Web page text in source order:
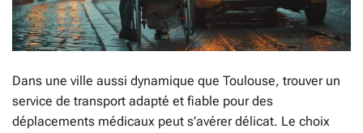
Dans une ville aussi dynamique que Toulouse, trouver un
service de transport adapté et fiable pour des
déplacements médicaux peut s’avérer délicat. Le choix